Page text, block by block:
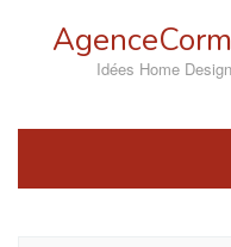
Idées Home